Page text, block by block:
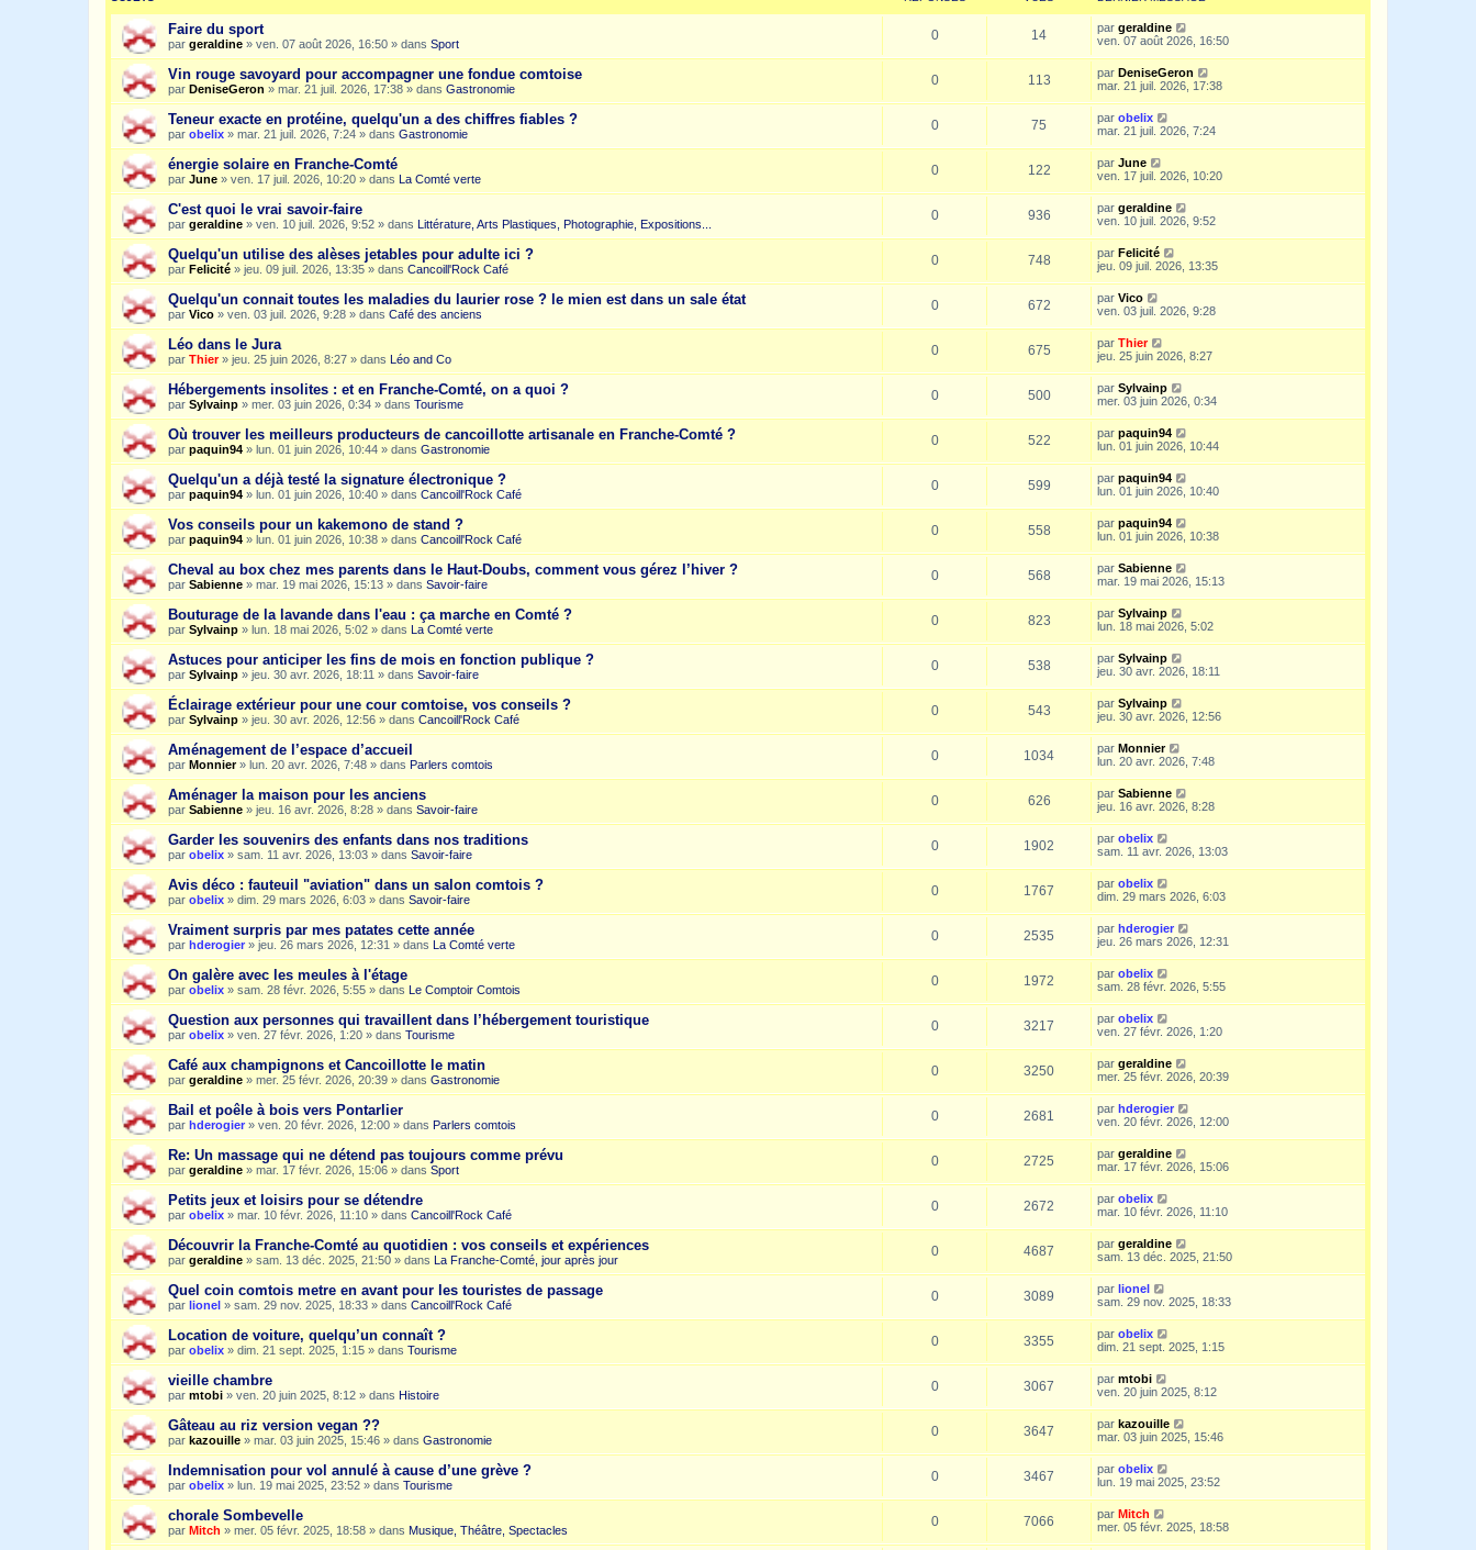
Faire du sport
par geraldine » ven. 07 août 2026, 16:50 » dans Sport
0 14 par geraldine
ven. 07 août 2026, 16:50
Vin rouge savoyard pour accompagner une fondue comtoise
par DeniseGeron » mar. 21 juil. 2026, 17:38 » dans Gastronomie
0 113 par DeniseGeron
mar. 21 juil. 2026, 17:38
Teneur exacte en protéine, quelqu'un a des chiffres fiables ?
par obelix » mar. 21 juil. 2026, 7:24 » dans Gastronomie
0 75 par obelix
mar. 21 juil. 2026, 7:24
énergie solaire en Franche-Comté
par June » ven. 17 juil. 2026, 10:20 » dans La Comté verte
0 122 par June
ven. 17 juil. 2026, 10:20
C'est quoi le vrai savoir-faire
par geraldine » ven. 10 juil. 2026, 9:52 » dans Littérature, Arts Plastiques, Photographie, Expositions...
0 936 par geraldine
ven. 10 juil. 2026, 9:52
Quelqu'un utilise des alèses jetables pour adulte ici ?
par Felicité » jeu. 09 juil. 2026, 13:35 » dans Cancoill'Rock Café
0 748 par Felicité
jeu. 09 juil. 2026, 13:35
Quelqu'un connait toutes les maladies du laurier rose ? le mien est dans un sale état
par Vico » ven. 03 juil. 2026, 9:28 » dans Café des anciens
0 672 par Vico
ven. 03 juil. 2026, 9:28
Léo dans le Jura
par Thier» jeu. 25 juin 2026, 8:27 » dans Léo and Co
0 675 par Thier
jeu. 25 juin 2026, 8:27
Hébergements insolites : et en Franche-Comté, on a quoi ?
par Sylvainp » mer. 03 juin 2026, 0:34 » dans Tourisme
0 500 par Sylvainp
mer. 03 juin 2026, 0:34
Où trouver les meilleurs producteurs de cancoillotte artisanale en Franche-Comté ?
par paquin94 » lun. 01 juin 2026, 10:44 » dans Gastronomie
0 522 par paquin94
lun. 01 juin 2026, 10:44
Quelqu'un a déjà testé la signature électronique ?
par paquin94 » lun. 01 juin 2026, 10:40 » dans Cancoill'Rock Café
0 599 par paquin94
lun. 01 juin 2026, 10:40
Vos conseils pour un kakemono de stand ?
par paquin94 » lun. 01 juin 2026, 10:38 » dans Cancoill'Rock Café
0 558 par paquin94
lun. 01 juin 2026, 10:38
Cheval au box chez mes parents dans le Haut-Doubs, comment vous gérez l’hiver ?
par Sabienne » mar. 19 mai 2026, 15:13 » dans Savoir-faire
0 568 par Sabienne
mar. 19 mai 2026, 15:13
Bouturage de la lavande dans l'eau : ça marche en Comté ?
par Sylvainp » lun. 18 mai 2026, 5:02 » dans La Comté verte
0 823 par Sylvainp
lun. 18 mai 2026, 5:02
Astuces pour anticiper les fins de mois en fonction publique ?
par Sylvainp » jeu. 30 avr. 2026, 18:11 » dans Savoir-faire
0 538 par Sylvainp
jeu. 30 avr. 2026, 18:11
Éclairage extérieur pour une cour comtoise, vos conseils ?
par Sylvainp » jeu. 30 avr. 2026, 12:56 » dans Cancoill'Rock Café
0 543 par Sylvainp
jeu. 30 avr. 2026, 12:56
Aménagement de l’espace d’accueil
par Monnier» lun. 20 avr. 2026, 7:48 » dans Parlers comtois
0 1034 par Monnier
lun. 20 avr. 2026, 7:48
Aménager la maison pour les anciens
par Sabienne » jeu. 16 avr. 2026, 8:28 » dans Savoir-faire
0 626 par Sabienne
jeu. 16 avr. 2026, 8:28
Garder les souvenirs des enfants dans nos traditions
par obelix » sam. 11 avr. 2026, 13:03 » dans Savoir-faire
0 1902 par obelix
sam. 11 avr. 2026, 13:03
Avis déco : fauteuil "aviation" dans un salon comtois ?
par obelix » dim. 29 mars 2026, 6:03 » dans Savoir-faire
0 1767 par obelix
dim. 29 mars 2026, 6:03
Vraiment surpris par mes patates cette année
par hderogier » jeu. 26 mars 2026, 12:31 » dans La Comté verte
0 2535 par hderogier
jeu. 26 mars 2026, 12:31
On galère avec les meules à l'étage
par obelix » sam. 28 févr. 2026, 5:55 » dans Le Comptoir Comtois
0 1972 par obelix
sam. 28 févr. 2026, 5:55
Question aux personnes qui travaillent dans l’hébergement touristique
par obelix » ven. 27 févr. 2026, 1:20 » dans Tourisme
0 3217 par obelix
ven. 27 févr. 2026, 1:20
Café aux champignons et Cancoillotte le matin
par geraldine » mer. 25 févr. 2026, 20:39 » dans Gastronomie
0 3250 par geraldine
mer. 25 févr. 2026, 20:39
Bail et poêle à bois vers Pontarlier
par hderogier » ven. 20 févr. 2026, 12:00 » dans Parlers comtois
0 2681 par hderogier
ven. 20 févr. 2026, 12:00
Re: Un massage qui ne détend pas toujours comme prévu
par geraldine » mar. 17 févr. 2026, 15:06 » dans Sport
0 2725 par geraldine
mar. 17 févr. 2026, 15:06
Petits jeux et loisirs pour se détendre
par obelix » mar. 10 févr. 2026, 11:10 » dans Cancoill'Rock Café
0 2672 par obelix
mar. 10 févr. 2026, 11:10
Découvrir la Franche-Comté au quotidien : vos conseils et expériences
par geraldine » sam. 13 déc. 2025, 21:50 » dans La Franche-Comté, jour après jour
0 4687 par geraldine
sam. 13 déc. 2025, 21:50
Quel coin comtois metre en avant pour les touristes de passage
par lionel » sam. 29 nov. 2025, 18:33 » dans Cancoill'Rock Café
0 3089 par lionel
sam. 29 nov. 2025, 18:33
Location de voiture, quelqu’un connaît ?
par obelix » dim. 21 sept. 2025, 1:15 » dans Tourisme
0 3355 par obelix
dim. 21 sept. 2025, 1:15
vieille chambre
par mtobi » ven. 20 juin 2025, 8:12 » dans Histoire
0 3067 par mtobi
ven. 20 juin 2025, 8:12
Gâteau au riz version vegan ??
par kazouille » mar. 03 juin 2025, 15:46 » dans Gastronomie
0 3647 par kazouille
mar. 03 juin 2025, 15:46
Indemnisation pour vol annulé à cause d’une grève ?
par obelix » lun. 19 mai 2025, 23:52 » dans Tourisme
0 3467 par obelix
lun. 19 mai 2025, 23:52
chorale Sombevelle
par Mitch » mer. 05 févr. 2025, 18:58 » dans Musique, Théâtre, Spectacles
0 7066 par Mitch
mer. 05 févr. 2025, 18:58